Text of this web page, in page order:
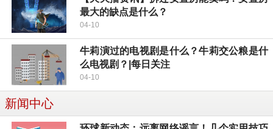
最大的缺点是什么？
04-10
牛莉演过的电视剧是什么？牛莉交公粮是什
么电视剧？|每日关注
04-10
新闻中心